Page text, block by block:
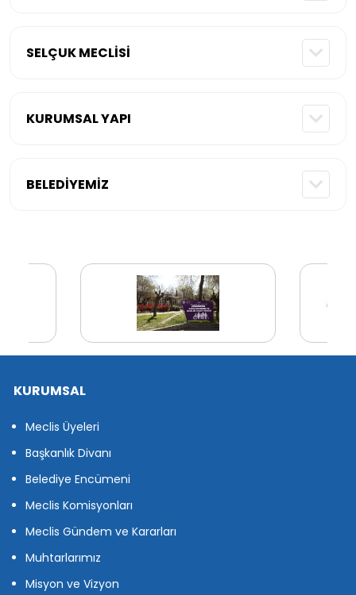
SELÇUK MECLİSİ
KURUMSAL YAPI
BELEDİYEMİZ
KURUMSAL
Meclis Üyeleri
Başkanlık Divanı
Belediye Encümeni
Meclis Komisyonları
Meclis Gündem ve Kararları
Muhtarlarımız
Misyon ve Vizyon